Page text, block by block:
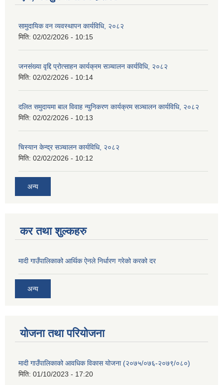
सामुदायिक वन व्यवस्थापन कार्यविधि, २०८२
मिति: 02/02/2026 - 10:15
जनसंख्या वृद्दि प्रोत्साहन कार्यक्रम सञ्‍चालन कार्यविधि, २०८२
मिति: 02/02/2026 - 10:14
दलित समुदायमा बाल विवाह न्युनिकरण कार्यक्रम सञ्‍चालन कार्यविधि, २०८२
मिति: 02/02/2026 - 10:13
चिस्यान केन्द्र सञ्‍चालन कार्यविधि, २०८२
मिति: 02/02/2026 - 10:12
अन्य
कर तथा शुल्कहरु
मादी गाउँपालिकाको आर्थिक ऐनले निर्धारण गरेको करको दर
अन्य
योजना तथा परियोजना
मादी गाउँपालिकाको आवधिक विकास योजना (२०७५/०७६-२०७९/०८०)
मिति: 01/10/2023 - 17:20